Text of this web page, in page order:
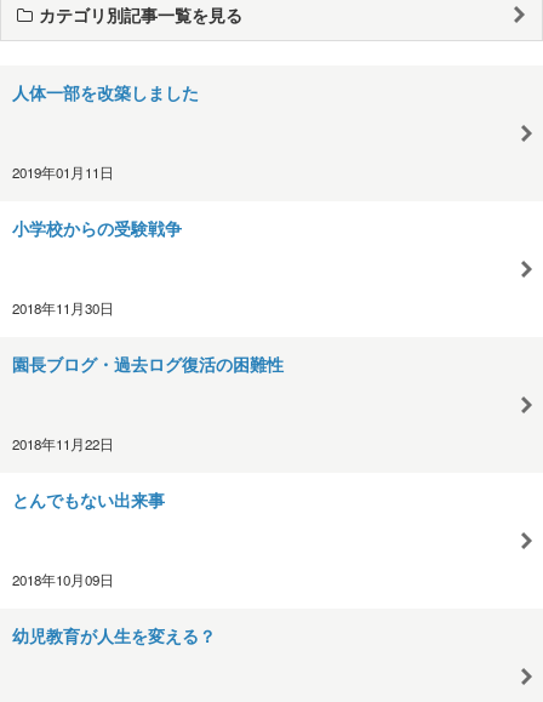
カテゴリ別記事一覧を見る
人体一部を改築しました
2019年01月11日
小学校からの受験戦争
2018年11月30日
園長ブログ・過去ログ復活の困難性
2018年11月22日
とんでもない出来事
2018年10月09日
幼児教育が人生を変える？